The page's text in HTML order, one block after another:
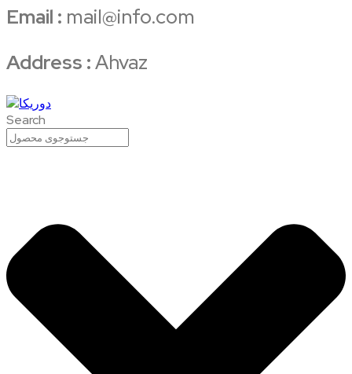
Email : mail@info.com
Address :Ahvaz
Search